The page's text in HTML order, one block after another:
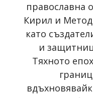
православна
Кирил и
като
и
Тяхното